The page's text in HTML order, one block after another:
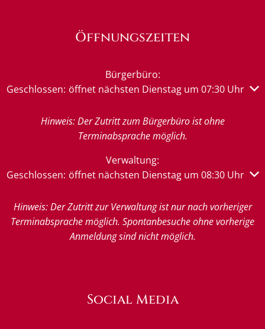
Öffnungszeiten
Bürgerbüro:
Klicken, um weitere Öffnungs- oder Schließzeiten
Geschlossen: öffnet nächsten Dienstag um 07:30 Uhr
Hinweis: Der Zutritt zum Bürgerbüro ist ohne
Terminabsprache möglich.
Verwaltung:
Klicken, um weitere Öffnungs- oder Schließzeiten
Geschlossen: öffnet nächsten Dienstag um 08:30 Uhr
Hinweis: Der Zutritt zur Verwaltung ist nur nach vorheriger
Terminabsprache möglich. Spontanbesuche ohne vorherige
Anmeldung sind nicht möglich.
Social Media